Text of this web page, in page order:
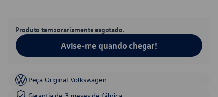
Produto temporariamente esgotado.
Avise-me quando chegar!
Peça Original Volkswagen